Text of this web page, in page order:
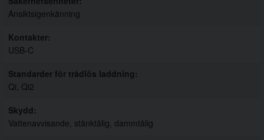
Ansiktsigenkänning
Kontakter
USB-C
Standarder för trådlös laddning
Qi, Qi2
Skydd
Vattenavvisande, stänktålig, dammtålig